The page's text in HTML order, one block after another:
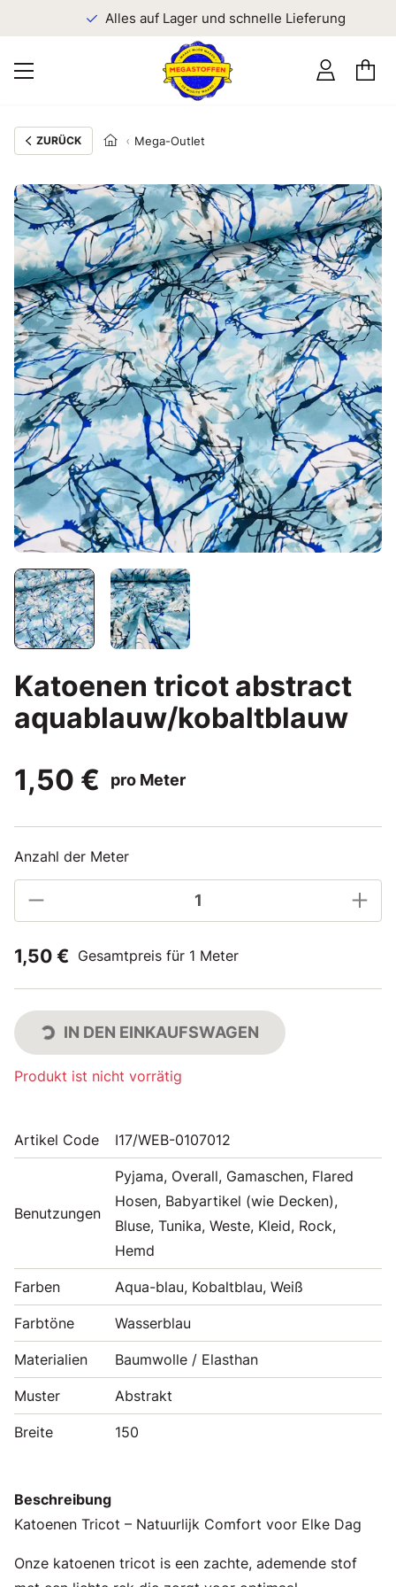
Alles auf Lager und schnelle Lieferung
ZURÜCK Mega-Outlet
Katoenen tricot abstract
aquablauw/kobaltblauw
1,50 €
pro Meter
Anzahl der Meter
1,50 € Gesamtpreis für 1 Meter
IN DEN EINKAUFSWAGEN
Produkt ist nicht vorrätig
Artikel Code I17/WEB-0107012
Benutzungen
Pyjama, Overall, Gamaschen, Flared
Hosen, Babyartikel (wie Decken),
Bluse, Tunika, Weste, Kleid, Rock,
Hemd
Farben Aqua-blau, Kobaltblau, Weiß
Farbtöne Wasserblau
Materialien Baumwolle / Elasthan
Muster Abstrakt
Breite 150
Beschreibung
Katoenen Tricot – Natuurlijk Comfort voor Elke Dag
Onze katoenen tricot is een zachte, ademende stof